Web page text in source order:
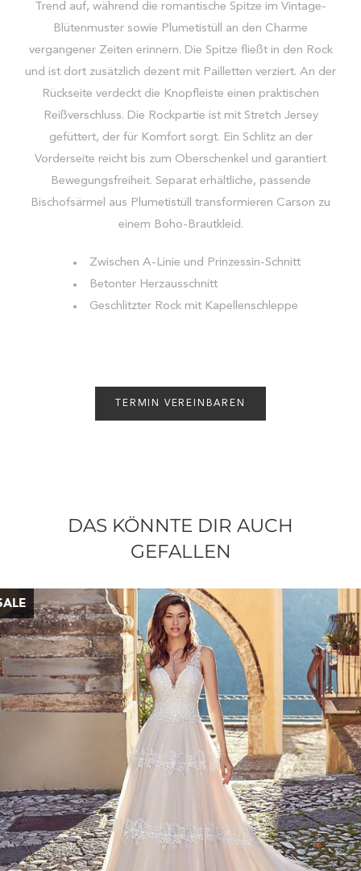
Trend auf, während die romantische Spitze im Vintage-
Blütenmuster sowie Plumetistüll an den Charme
vergangener Zeiten erinnern. Die Spitze fließt in den Rock
und ist dort zusätzlich dezent mit Pailletten verziert. An der
Rückseite verdeckt die Knopfleiste einen praktischen
Reißverschluss. Die Rockpartie ist mit Stretch Jersey
gefüttert, der für Komfort sorgt. Ein Schlitz an der
Vorderseite reicht bis zum Oberschenkel und garantiert
Bewegungsfreiheit. Separat erhältliche, passende
Bischofsärmel aus Plumetistüll transformieren Carson zu
einem Boho-Brautkleid.
Zwischen A-Linie und Prinzessin-Schnitt
Betonter Herzausschnitt
Geschlitzter Rock mit Kapellenschleppe
TERMIN VEREINBAREN
DAS KÖNNTE DIR AUCH
GEFALLEN